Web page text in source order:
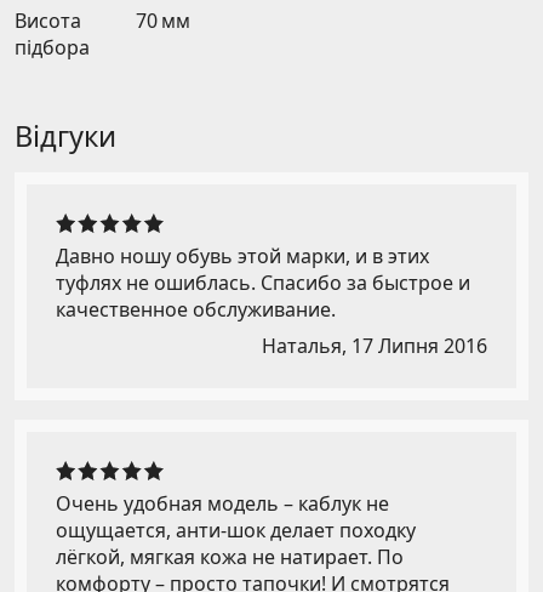
Висота
підбора
70 мм
Відгуки
Давно ношу обувь этой марки, и в этих
туфлях не ошиблась. Спасибо за быстрое и
качественное обслуживание.
Наталья, 17 Липня 2016
Очень удобная модель – каблук не
ощущается, анти-шок делает походку
лёгкой, мягкая кожа не натирает. По
комфорту – просто тапочки! И смотрятся